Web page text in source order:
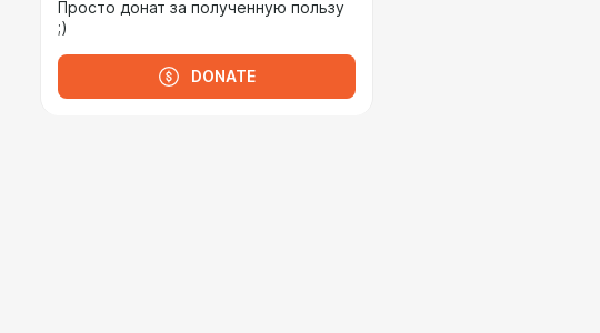
Просто донат за полученную пользу
;)
DONATE